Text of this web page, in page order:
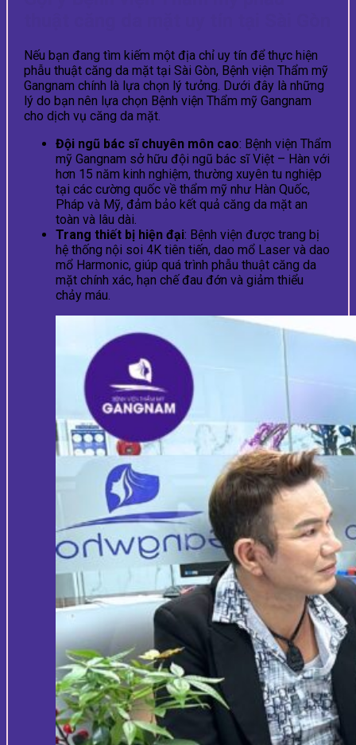
Nếu bạn đang tìm kiếm một địa chỉ uy tín để thực hiện
phẫu thuật căng da mặt tại Sài Gòn, Bệnh viện Thẩm mỹ
Gangnam chính là lựa chọn lý tưởng. Dưới đây là những
lý do bạn nên lựa chọn Bệnh viện Thẩm mỹ Gangnam
cho dịch vụ căng da mặt.
Đội ngũ bác sĩ chuyên môn cao: Bệnh viện Thẩm
mỹ Gangnam sở hữu đội ngũ bác sĩ Việt – Hàn với
hơn 15 năm kinh nghiệm, thường xuyên tu nghiệp
tại các cường quốc về thẩm mỹ như Hàn Quốc,
Pháp và Mỹ, đảm bảo kết quả căng da mặt an
toàn và lâu dài.
Trang thiết bị hiện đại: Bệnh viện được trang bị
hệ thống nội soi 4K tiên tiến, dao mổ Laser và dao
mổ Harmonic, giúp quá trình phẫu thuật căng da
mặt chính xác, hạn chế đau đớn và giảm thiểu
chảy máu.